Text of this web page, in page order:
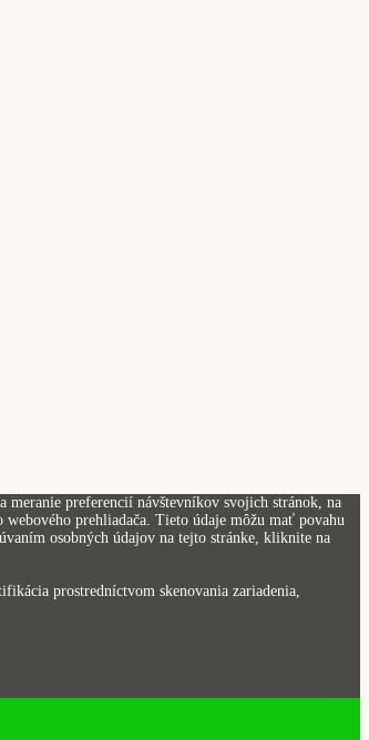
meranie preferencií návštevníkov svojich stránok, na
prehliadača. Tieto údaje môžu mať povahu
osobných údajov na tejto stránke, kliknite na
prostredníctvom skenovania zariadenia,